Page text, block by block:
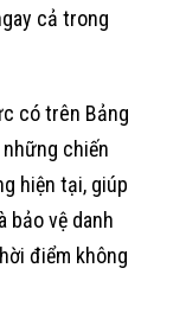
cả trong
có trên Bảng
chiến
hiện tại, giúp
bảo vệ danh
điểm không